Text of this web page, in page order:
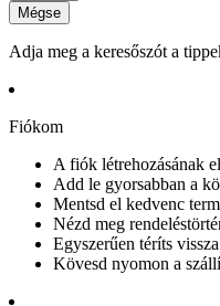
Mégse
Adja meg a keresőszót a
Fiókom
A fiók létrehozásának
Add le gyorsabban a
Mentsd el kedvenc
Nézd meg
Egyszerűen téríts
Kövesd nyomon a